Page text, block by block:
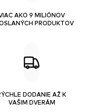
AKO 9 MILIÓNOV
PRODUKTOV
DODANIE AŽ K
VAŠIM DVERÁM